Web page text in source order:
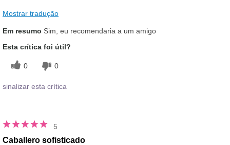
Mostrar tradução
Em resumo Sim, eu recomendaria a um amigo
Esta crítica foi útil?
0 0
sinalizar esta crítica
5
Caballero sofisticado